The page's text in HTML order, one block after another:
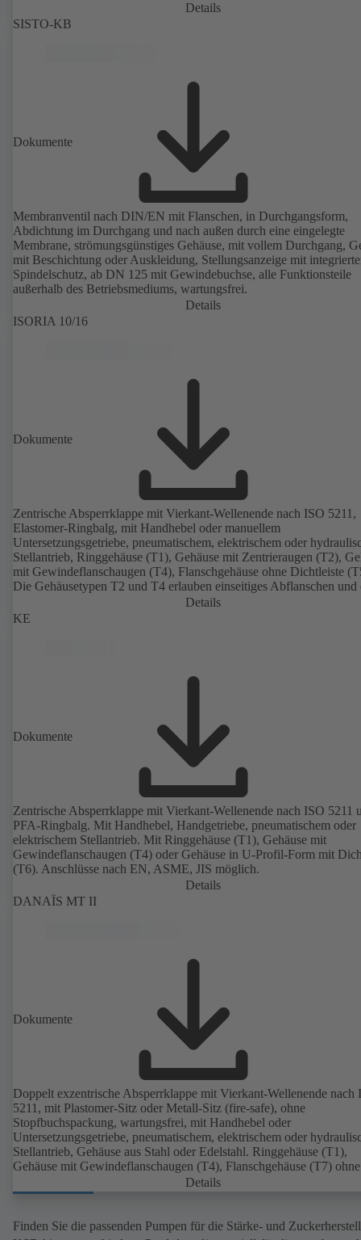
Details
SISTO-KB
Dokumente
Membranventil nach DIN/EN mit Flanschen, in Durchgangsform,
Abdichtung im Durchgang und nach außen durch eine eingelegte
Membrane, strömungsgünstiges Gehäuse, mit vollem Durchgang,
mit Beschichtung oder Auskleidung, Stellungsanzeige mit
Spindelschutz, ab DN 125 mit Gewindebuchse, alle Funktionsteile
außerhalb des Betriebsmediums, wartungsfrei.
Details
ISORIA 10/16
Dokumente
Zentrische Absperrklappe mit Vierkant-Wellenende nach ISO 5211,
Elastomer-Ringbalg, mit Handhebel oder manuellem
Untersetzungsgetriebe, pneumatischem, elektrischem oder
Stellantrieb, Ringgehäuse (T1), Gehäuse mit Zentrieraugen (T2),
mit Gewindeflanschaugen (T4), Flanschgehäuse ohne Dichtleiste
Die Gehäusetypen T2 und T4 erlauben einseitiges Abflanschen und
Einbau als Endarmatur mit Gegenflansch. Anschlüsse nach EN,
JIS.
Details
KE
Dokumente
Zentrische Absperrklappe mit Vierkant-Wellenende nach ISO 5211
PFA-Ringbalg. Mit Handhebel, Handgetriebe, pneumatischem oder
elektrischem Stellantrieb. Mit Ringgehäuse (T1), Gehäuse mit
Gewindeflanschaugen (T4) oder Gehäuse in U-Profil-Form mit
(T6). Anschlüsse nach EN, ASME, JIS möglich.
Details
DANAÏS MT II
Dokumente
Doppelt exzentrische Absperrklappe mit Vierkant-Wellenende nach
5211, mit Plastomer-Sitz oder Metall-Sitz (fire-safe), ohne
Stopfbuchspackung, wartungsfrei, mit Handhebel oder
Untersetzungsgetriebe, pneumatischem, elektrischem oder
Stellantrieb, Gehäuse aus Stahl oder Edelstahl. Ringgehäuse (T1),
Gehäuse mit Gewindeflanschaugen (T4), Flanschgehäuse (T7) ohne
Dichtleiste oder mit Dichtleiste. Die Gehäusetypen T4 und T7
den Einsatz als Endarmatur. Anschlüsse nach EN, ASME oder JIS.
Details
Finden Sie die passenden Pumpen für die Stärke- und